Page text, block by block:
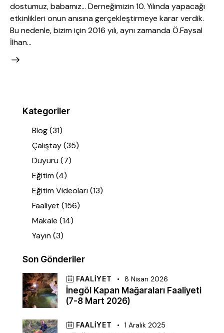
dostumuz, babamız… Derneğimizin 10. Yılında yapacağı
etkinlikleri onun anısına gerçekleştirmeye karar verdik.
Bu nedenle, bizim için 2016 yılı, aynı zamanda Ö.Faysal
İlhan…
Kategoriler
Blog(31)
Çalıştay(35)
Duyuru(7)
Eğitim(4)
Eğitim Videoları(13)
Faaliyet (156)
Makale (14)
Yayın(3)
Son Gönderiler
FAALIYET 8 Nisan 2026
İnegöl Kapan Mağaraları Faaliyeti
(7-8 Mart 2026)
FAALIYET 1 Aralık 2025